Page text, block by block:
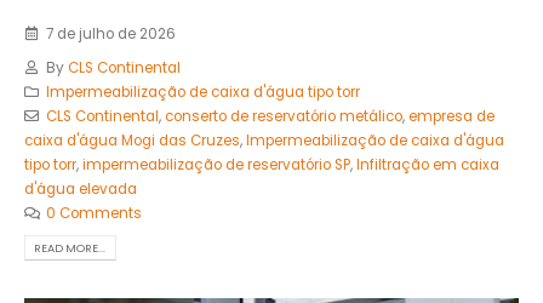
7 de julho de 2026
ByCLS Continental
Impermeabilização de caixa d'água tipo torr
CLS Continental,conserto de reservatório metálico,empresa de
caixa d'água Mogi das Cruzes,Impermeabilização de caixa d'água
tipo torr,impermeabilização de reservatório SP,Infiltração em caixa
d'água elevada
0 Comments
READ MORE...